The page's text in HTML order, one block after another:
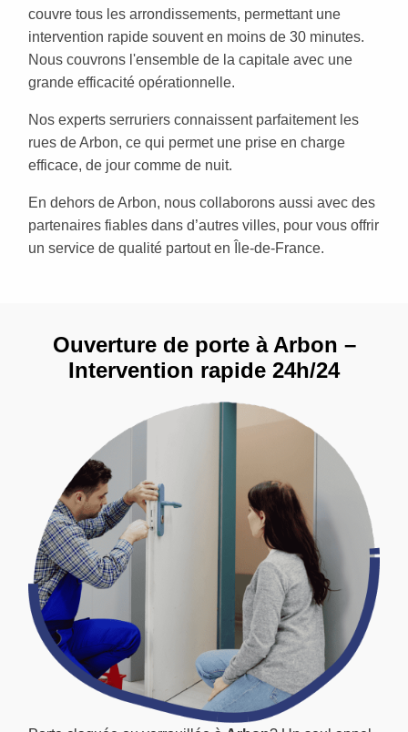
couvre tous les arrondissements, permettant une
intervention rapide souvent en moins de 30 minutes.
Nous couvrons l'ensemble de la capitale avec une
grande efficacité opérationnelle.
Nos experts serruriers connaissent parfaitement les
rues de Arbon, ce qui permet une prise en charge
efficace, de jour comme de nuit.
En dehors de Arbon, nous collaborons aussi avec des
partenaires fiables dans d’autres villes, pour vous offrir
un service de qualité partout en Île-de-France.
Ouverture de porte à Arbon –
Intervention rapide 24h/24